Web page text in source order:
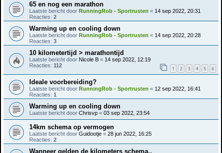
65 en nog een marathon
Laatste bericht door RunningRob - Sportrusten « 14 sep 2022, 20:31
Reacties: 2
Warming up en cooling down
Laatste bericht door RunningRob - Sportrusten « 14 sep 2022, 20:28
Reacties: 3
10 kilometertijd > marathontijd
Laatste bericht door Nicole B « 14 sep 2022, 12:19
Reacties: 112 1 2 3 4 5 6
Ideale voorbereiding?
Laatste bericht door RunningRob - Sportrusten « 12 sep 2022, 16:41
Reacties: 1
Warming up en cooling down
Laatste bericht door Chrisvp « 03 sep 2022, 23:54
14km schema op vermogen
Laatste bericht door Guidootje « 28 jun 2022, 16:25
Reacties: 2
Wanneer gelden de kilometers schema..